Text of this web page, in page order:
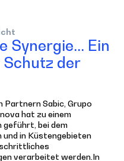
Synergie... Ein
der
Partnern Sabic, Grupo
hat zu einem
bei dem
in Küstengebieten
verarbeitet werden.In